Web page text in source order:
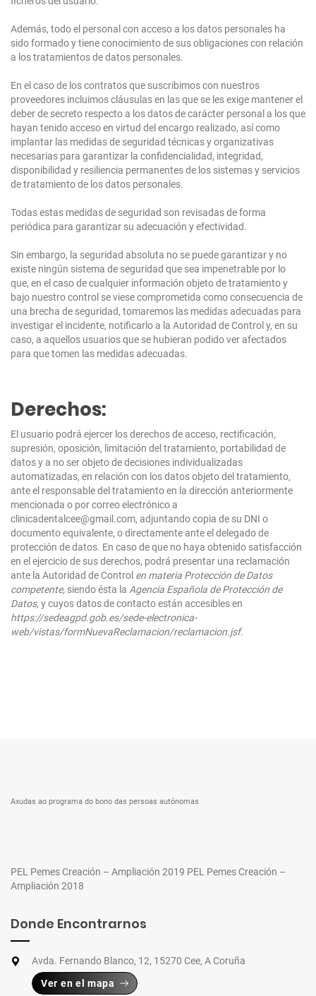
Además, todo el personal con acceso a los datos personales ha
sido formado y tiene conocimiento de sus obligaciones con relación
a los tratamientos de datos personales.
En el caso de los contratos que suscribimos con nuestros
proveedores incluimos cláusulas en las que se les exige mantener el
deber de secreto respecto a los datos de carácter personal a los que
hayan tenido acceso en virtud del encargo realizado, así como
implantar las medidas de seguridad técnicas y organizativas
necesarias para garantizar la confidencialidad, integridad,
disponibilidad y resiliencia permanentes de los sistemas y servicios
de tratamiento de los datos personales.
Todas estas medidas de seguridad son revisadas de forma
periódica para garantizar su adecuación y efectividad.
Sin embargo, la seguridad absoluta no se puede garantizar y no
existe ningún sistema de seguridad que sea impenetrable por lo
que, en el caso de cualquier información objeto de tratamiento y
bajo nuestro control se viese comprometida como consecuencia de
una brecha de seguridad, tomaremos las medidas adecuadas para
investigar el incidente, notificarlo a la Autoridad de Control y, en su
caso, a aquellos usuarios que se hubieran podido ver afectados
para que tomen las medidas adecuadas.
Derechos:
El usuario podrá ejercer los derechos de acceso, rectificación,
supresión, oposición, limitación del tratamiento, portabilidad de
datos y a no ser objeto de decisiones individualizadas
automatizadas, en relación con los datos objeto del tratamiento,
ante el responsable del tratamiento en la dirección anteriormente
mencionada o por correo electrónico a
clinicadentalcee@gmail.com, adjuntando copia de su DNI o
documento equivalente, o directamente ante el delegado de
protección de datos. En caso de que no haya obtenido satisfacción
en el ejercicio de sus derechos, podrá presentar una reclamación
ante la Autoridad de Control en materia Protección de Datos
competente, siendo ésta la Agencia Española de Protección de
Datos,y cuyos datos de contacto están accesibles en
https://sedeagpd.gob.es/sede-electronica-
web/vistas/formNuevaReclamacion/reclamacion.jsf.
Axudas ao programa do bono das persoas autónomas
PEL Pemes Creación – Ampliación 2019 PEL Pemes Creación –
Ampliación 2018
Donde Encontrarnos
Avda. Fernando Blanco, 12, 15270 Cee, A Coruña
Ver en el mapa